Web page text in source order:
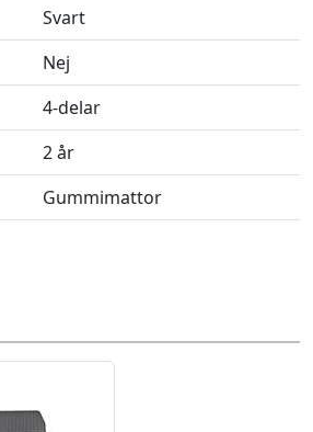
Svart
Nej
4-delar
2 år
Gummimattor